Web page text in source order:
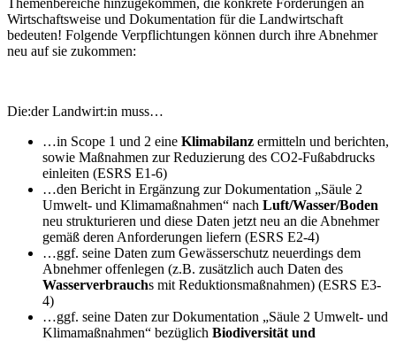
Wirtschaftsweise und Dokumentation für die Landwirtschaft
bedeuten! Folgende Verpflichtungen können durch ihre Abnehmer
neu auf sie zukommen:
Die:der Landwirt:in muss…
…in Scope 1 und 2 eine Klimabilanz ermitteln und berichten,
sowie Maßnahmen zur Reduzierung des CO2-Fußabdrucks
einleiten (ESRS E1-6)
…den Bericht in Ergänzung zur Dokumentation „Säule 2
Umwelt- und Klimamaßnahmen“ nach Luft/Wasser/Boden
neu strukturieren und diese Daten jetzt neu an die Abnehmer
gemäß deren Anforderungen liefern (ESRS E2-4)
…ggf. seine Daten zum Gewässerschutz neuerdings dem
Abnehmer offenlegen (z.B. zusätzlich auch Daten des
Wasserverbrauchs mit Reduktionsmaßnahmen) (ESRS E3-
4)
…ggf. seine Daten zur Dokumentation „Säule 2 Umwelt- und
Klimamaßnahmen“ bezüglich Biodiversität und